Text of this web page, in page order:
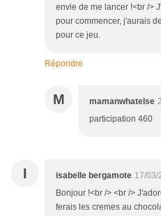
envie de me lancer !<br />
pour commencer, j'aurais
pour ce jeu.
Répondre
M mamanwhatelse
participation 460
I isabelle bergamote 17/03/
Bonjour !<br /> <br />
ferais les cremes au